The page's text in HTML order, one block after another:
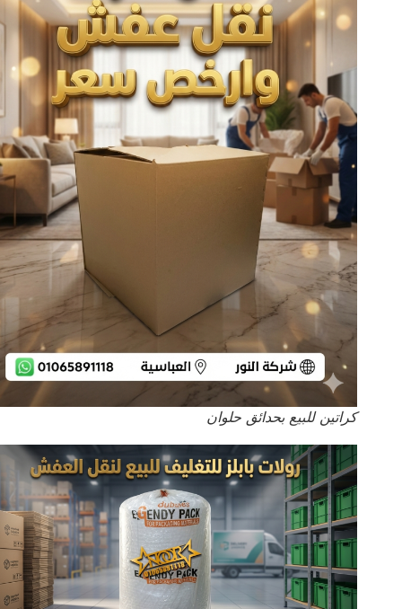
كراتين للبيع بحدائق حلوان